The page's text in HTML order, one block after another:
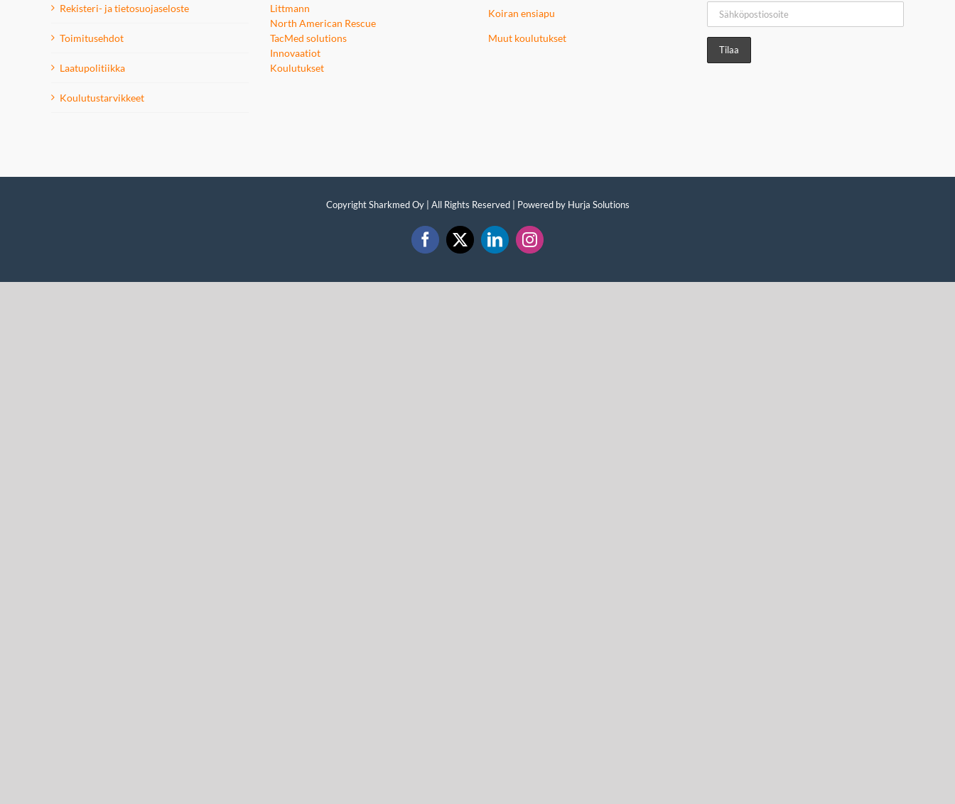
Rekisteri- ja tietosuojaseloste
Toimitusehdot
Laatupolitiikka
Koulutustarvikkeet
Littmann
North American Rescue
TacMed solutions
Innovaatiot
Koulutukset
Koiran ensiapu
Muut koulutukset
Copyright Sharkmed Oy | All Rights Reserved | Powered by Hurja Solutions
Facebook
X LinkedInInstagram